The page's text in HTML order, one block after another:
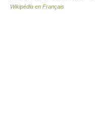
Wikipédia en Français